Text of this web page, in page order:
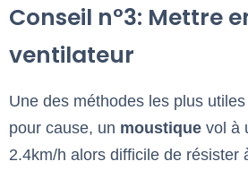
Conseil n°3: Mettre
ventilateur
Une des méthodes les plus
pour cause, un moustique vol à
2.4km/h alors difficile de résister